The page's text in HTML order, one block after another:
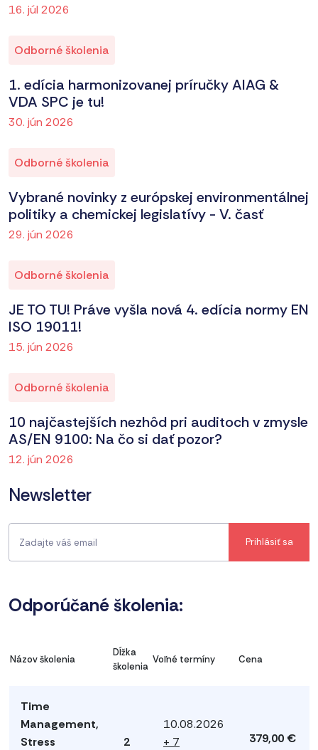
16. júl 2026
Odborné školenia
1. edícia harmonizovanej príručky AIAG &
VDA SPC je tu!
30. jún 2026
Odborné školenia
Vybrané novinky z európskej environmentálnej
politiky a chemickej legislatívy - V. časť
29. jún 2026
Odborné školenia
JE TO TU! Práve vyšla nová 4. edícia normy EN
ISO 19011!
15. jún 2026
Odborné školenia
10 najčastejších nezhôd pri auditoch v zmysle
AS/EN 9100: Na čo si dať pozor?
12. jún 2026
Newsletter
Odporúčané školenia:
Názov školenia
Dĺžka
školenia
Voľné termíny Cena
Time
Management,
Stress
2
10.08.2026
+ 7
379,00 €